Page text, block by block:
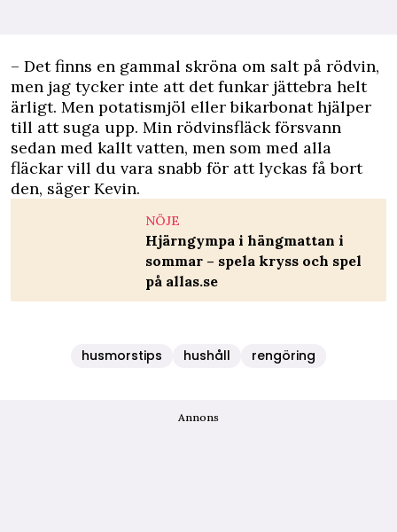
– Det finns en gammal skröna om salt på rödvin,
men jag tycker inte att det funkar jättebra helt
ärligt. Men potatismjöl eller bikarbonat hjälper
till att suga upp. Min rödvinsfläck försvann
sedan med kallt vatten, men som med alla
fläckar vill du vara snabb för att lyckas få bort
den, säger Kevin.
NÖJE
Hjärngympa i hängmattan i
sommar – spela kryss och spel
på allas.se
husmorstips hushåll rengöring
Annons